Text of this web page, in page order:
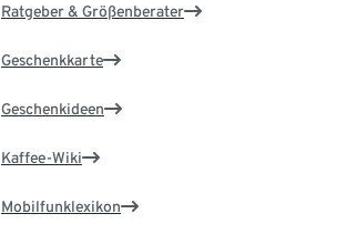
Ratgeber & Größenberater
Geschenkkarte
Geschenkideen
Kaffee-Wiki
Mobilfunklexikon